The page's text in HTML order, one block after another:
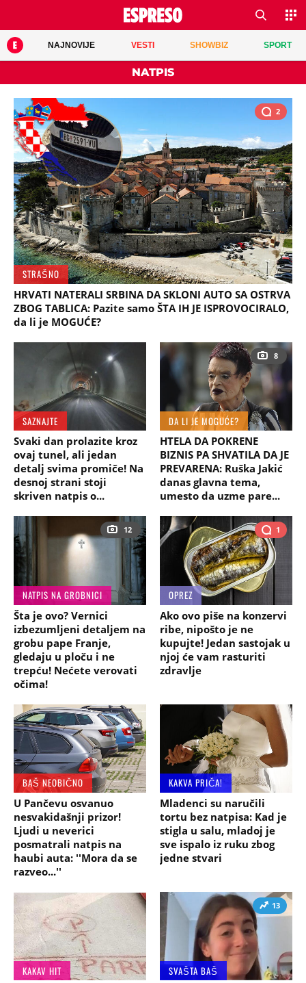
NAJNOVIJE VESTI SHOWBIZ SPORT
NATPIS
2
STRAŠNO
HRVATI NATERALI SRBINA DA SKLONI AUTO SA OSTRVA
ZBOG TABLICA: Pazite samo ŠTA IH JE ISPROVOCIRALO,
da li je MOGUĆE?
SAZNAJTE
Svaki dan prolazite kroz
ovaj tunel, ali jedan
detalj svima promiče! Na
desnoj strani stoji
skriven natpis o...
8
DA LI JE MOGUĆE?
HTELA DA POKRENE
BIZNIS PA SHVATILA DA JE
PREVARENA: Ruška Jakić
danas glavna tema,
umesto da uzme pare...
12
NATPIS NA GROBNICI
Šta je ovo? Vernici
izbezumljeni detaljem na
grobu pape Franje,
gledaju u ploču i ne
trepću! Nećete verovati
očima!
1
OPREZ
Ako ovo piše na konzervi
ribe, nipošto je ne
kupujte! Jedan sastojak u
njoj će vam rasturiti
zdravlje
BAŠ NEOBIČNO
U Pančevu osvanuo
nesvakidašnji prizor!
Ljudi u neverici
posmatrali natpis na
haubi auta: ''Mora da se
razveo...''
KAKVA PRIČA!
Mladenci su naručili
tortu bez natpisa: Kad je
stigla u salu, mladoj je
sve ispalo iz ruku zbog
jedne stvari
KAKAV HIT
13
SVAŠTA BAŠ